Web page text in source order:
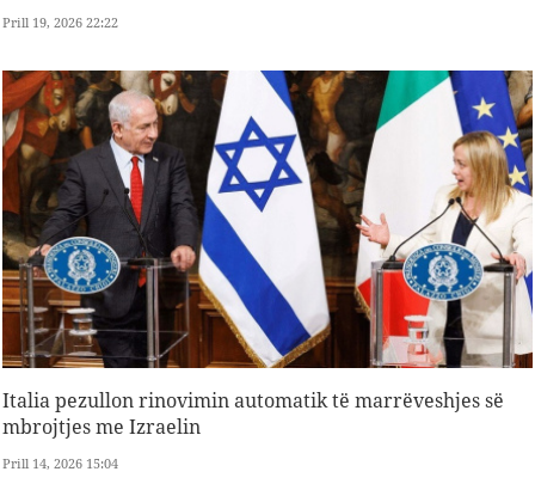
Prill 19, 2026 22:22
Italia pezullon rinovimin automatik të marrëveshjes së
mbrojtjes me Izraelin
Prill 14, 2026 15:04